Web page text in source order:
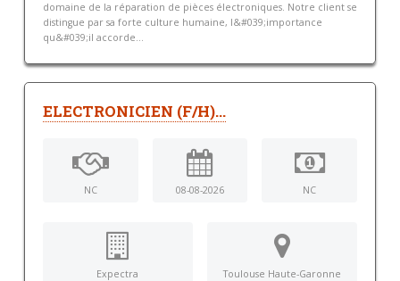
domaine de la réparation de pièces électroniques. Notre client se
distingue par sa forte culture humaine, l&#039;importance
qu&#039;il accorde...
ELECTRONICIEN (F/H)...
NC 08-08-2026 NC
Expectra
Toulouse Haute-Garonne